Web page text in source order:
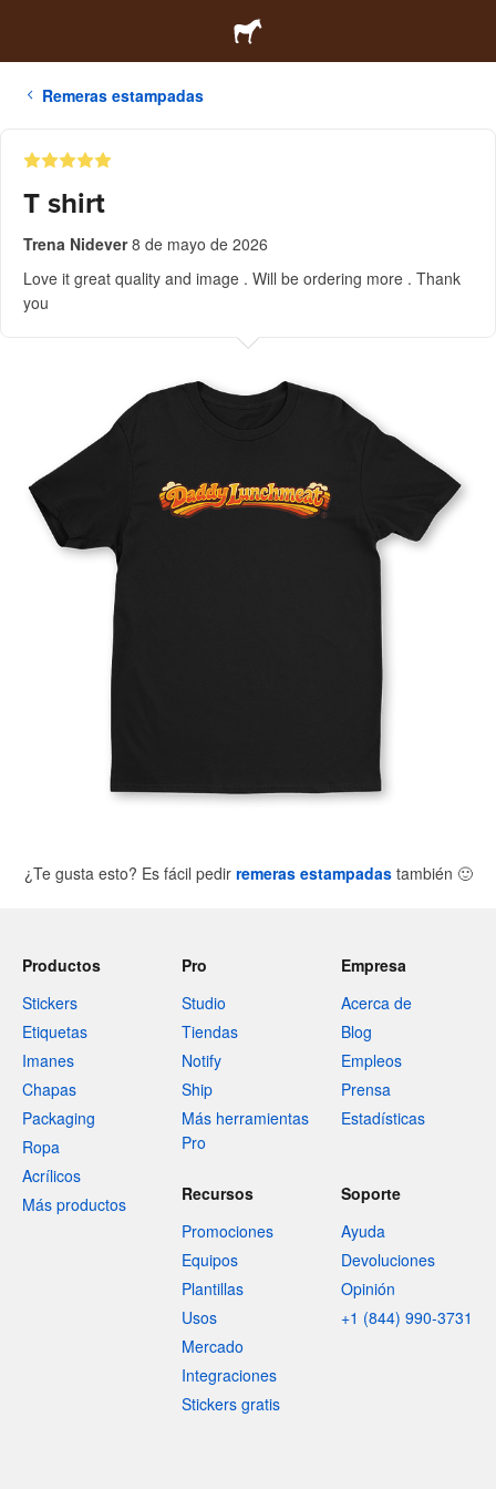
Remeras estampadas
T shirt
Trena Nidever 8 de mayo de 2026
Love it great quality and image . Will be ordering more . Thank
you
¿Te gusta esto? Es fácil pedir remeras estampadastambién 🙂
Productos
Stickers
Etiquetas
Imanes
Chapas
Packaging
Ropa
Acrílicos
Más productos
Pro
Studio
Tiendas
Notify
Ship
Más herramientas
Pro
Empresa
Acerca de
Blog
Empleos
Prensa
Estadísticas
Recursos
Promociones
Equipos
Plantillas
Usos
Mercado
Integraciones
Stickers gratis
Soporte
Ayuda
Devoluciones
Opinión
+1 (844) 990-3731